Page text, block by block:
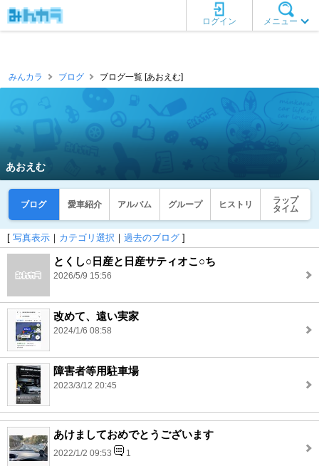
メニュー
ログイン
みんカラ ブログ ブログ一覧 [あおえむ]
あおえむ
ブログ 愛車紹介 アルバム グループ ヒストリ
ラップ
タイム
[ 写真表示 ｜ カテゴリ選択 ｜ 過去のブログ ]
とくし○日産と日産サティオこ○ち
2026/5/9 15:56
改めて、遠い実家
2024/1/6 08:58
障害者等用駐車場
2023/3/12 20:45
あけましておめでとうございます
2022/1/2 09:53 1